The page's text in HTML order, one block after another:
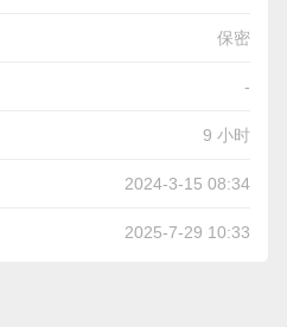
保密
-
9 小时
2024-3-15 08:34
2025-7-29 10:33